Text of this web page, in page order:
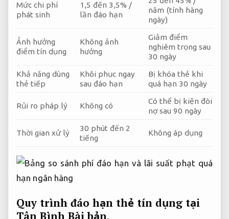
Mức chi phí
phát sinh
1,5 đến 3,5% /
lần đáo hạn
năm (tính hàng
ngày)
Ảnh hưởng
điểm tín dụng
Không ảnh
hưởng
Giảm điểm
nghiêm trọng sau
30 ngày
Khả năng dùng
thẻ tiếp
Khôi phục ngay
sau đáo hạn
Bị khóa thẻ khi
quá hạn 30 ngày
Rủi ro pháp lý Không có
Có thể bị kiện đòi
nợ sau 90 ngày
Thời gian xử lý
30 phút đến 2
tiếng
Không áp dụng
Quy trình đáo hạn thẻ tín dụng tại